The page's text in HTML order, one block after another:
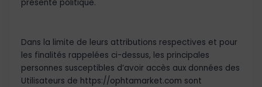
présente politique.
Dans la limite de leurs attributions respectives et pour
les finalités rappelées ci-dessus, les principales
personnes susceptibles d’avoir accès aux données des
Utilisateurs de https://ophtamarket.com sont